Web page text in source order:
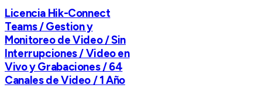
Licencia Hik-Connect
Teams / Gestion y
Monitoreo de Video / Sin
Interrupciones / Video en
Vivo y Grabaciones / 64
Canales de Video / 1 Año